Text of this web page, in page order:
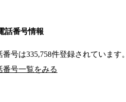
話番号情報
号は335,758件登録されています。
号一覧をみる